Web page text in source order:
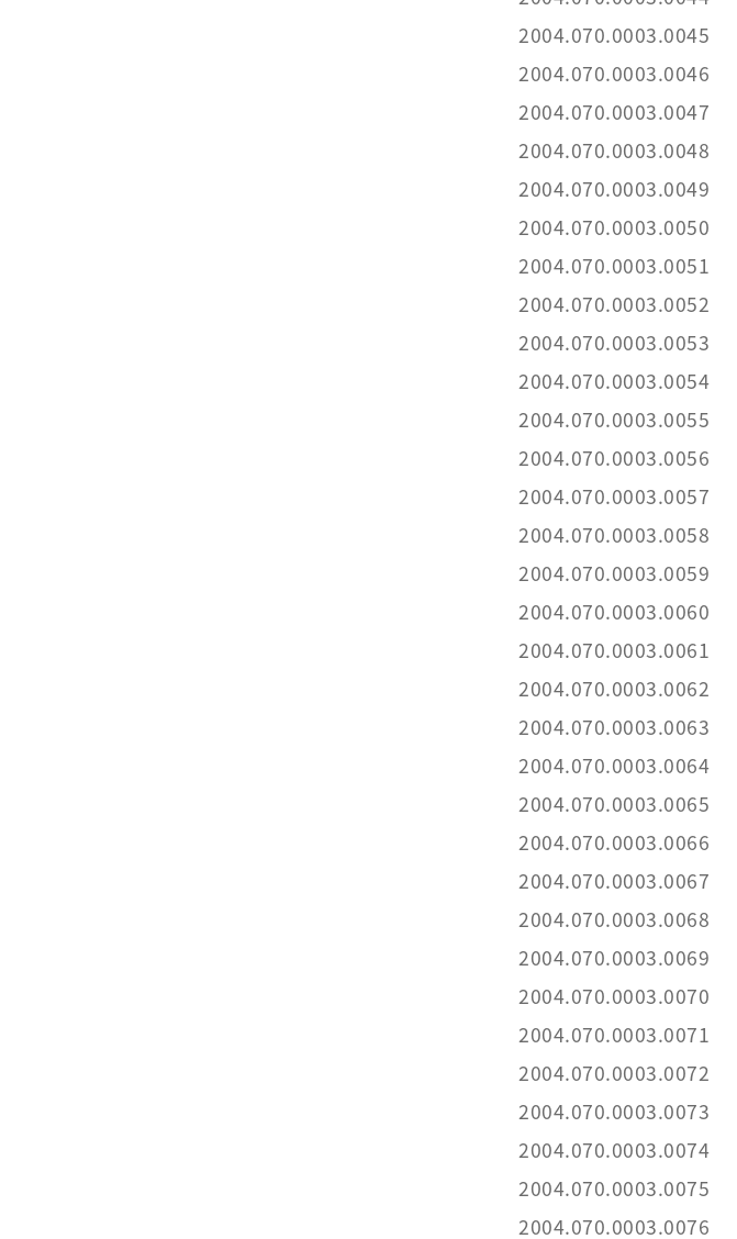
2004.070.0003.0045
2004.070.0003.0046
2004.070.0003.0047
2004.070.0003.0048
2004.070.0003.0049
2004.070.0003.0050
2004.070.0003.0051
2004.070.0003.0052
2004.070.0003.0053
2004.070.0003.0054
2004.070.0003.0055
2004.070.0003.0056
2004.070.0003.0057
2004.070.0003.0058
2004.070.0003.0059
2004.070.0003.0060
2004.070.0003.0061
2004.070.0003.0062
2004.070.0003.0063
2004.070.0003.0064
2004.070.0003.0065
2004.070.0003.0066
2004.070.0003.0067
2004.070.0003.0068
2004.070.0003.0069
2004.070.0003.0070
2004.070.0003.0071
2004.070.0003.0072
2004.070.0003.0073
2004.070.0003.0074
2004.070.0003.0075
2004.070.0003.0076